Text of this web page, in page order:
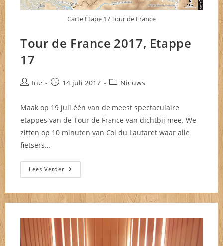
Carte Étape 17 Tour de France
Tour de France 2017, Etappe
17
Bericht
Ine
Bericht
op:
14 juli 2017 Berichtcategorie:
Nieuws
Maak op 19 juli één van de meest spectaculaire
etappes van de Tour de France van dichtbij mee. We
zitten op 10 minuten van Col du Lautaret waar alle
fietsers…
Lees VerderTour
De
Etappe
17